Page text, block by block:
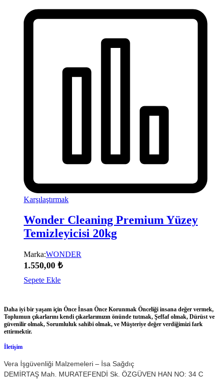
Karşılaştırmak
Wonder Cleaning Premium Yüzey
Temizleyicisi 20kg
Marka:WONDER
1.550,00 ₺
Sepete Ekle
Daha iyi bir yaşam için Önce İnsan Önce Korunmak Önceliği insana değer vermek,
Toplumun çıkarlarını kendi çıkarlarımızın önünde tutmak, Şeffaf olmak, Dürüst ve
güvenilir olmak, Sorumluluk sahibi olmak, ve Müşteriye değer verdiğimizi fark
ettirmektir.
İletişim
Vera İşgüvenliği Malzemeleri – İsa Sağdıç
DEMİRTAŞ Mah. MURATEFENDİ Sk. ÖZGÜVEN HAN NO: 34 C